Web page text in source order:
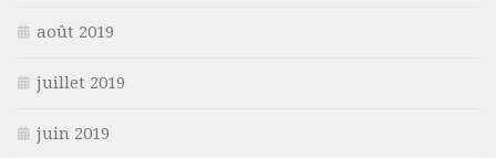
août 2019
juillet 2019
juin 2019